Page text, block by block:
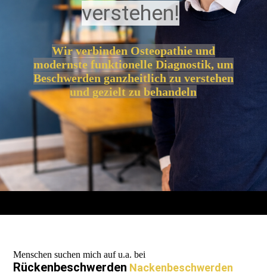
verstehen!
Wir verbinden Osteopathie und
modernste funktionelle Diagnostik, um
Beschwerden ganzheitlich zu verstehen
und gezielt zu behandeln
Menschen suchen mich auf u.a. bei
Rückenbeschwerden Nackenbeschwerden